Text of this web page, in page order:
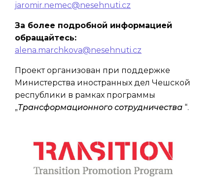
jaromir.nemec@nesehnuti.cz
За более подробной информацией
обращайтесь:
alena.marchkova@nesehnuti.cz
Проект организован при поддержке
Министерства иностранных дел Чешской
республики в рамках программы
„Трансформационного сотрудничества “.